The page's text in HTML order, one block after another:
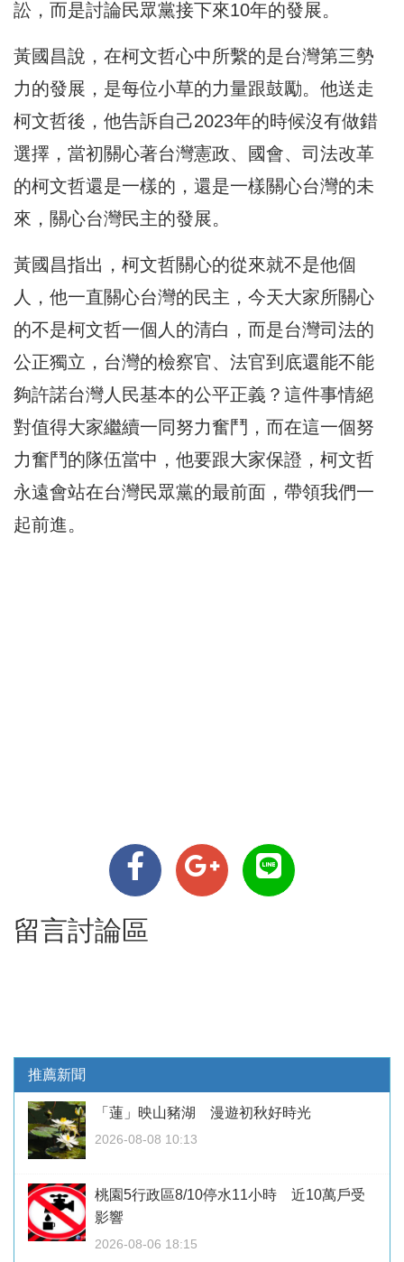
訟，而是討論民眾黨接下來10年的發展。
黃國昌說，在柯文哲心中所繫的是台灣第三勢
力的發展，是每位小草的力量跟鼓勵。他送走
柯文哲後，他告訴自己2023年的時候沒有做錯
選擇，當初關心著台灣憲政、國會、司法改革
的柯文哲還是一樣的，還是一樣關心台灣的未
來，關心台灣民主的發展。
黃國昌指出，柯文哲關心的從來就不是他個
人，他一直關心台灣的民主，今天大家所關心
的不是柯文哲一個人的清白，而是台灣司法的
公正獨立，台灣的檢察官、法官到底還能不能
夠許諾台灣人民基本的公平正義？這件事情絕
對值得大家繼續一同努力奮鬥，而在這一個努
力奮鬥的隊伍當中，他要跟大家保證，柯文哲
永遠會站在台灣民眾黨的最前面，帶領我們一
起前進。
留言討論區
推薦新聞
「蓮」映山豬湖 漫遊初秋好時光
2026-08-08 10:13
桃園5行政區8/10停水11小時 近10萬戶受
影響
2026-08-06 18:15